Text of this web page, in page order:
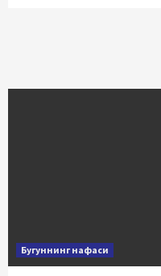
Бугуннинг нафаси